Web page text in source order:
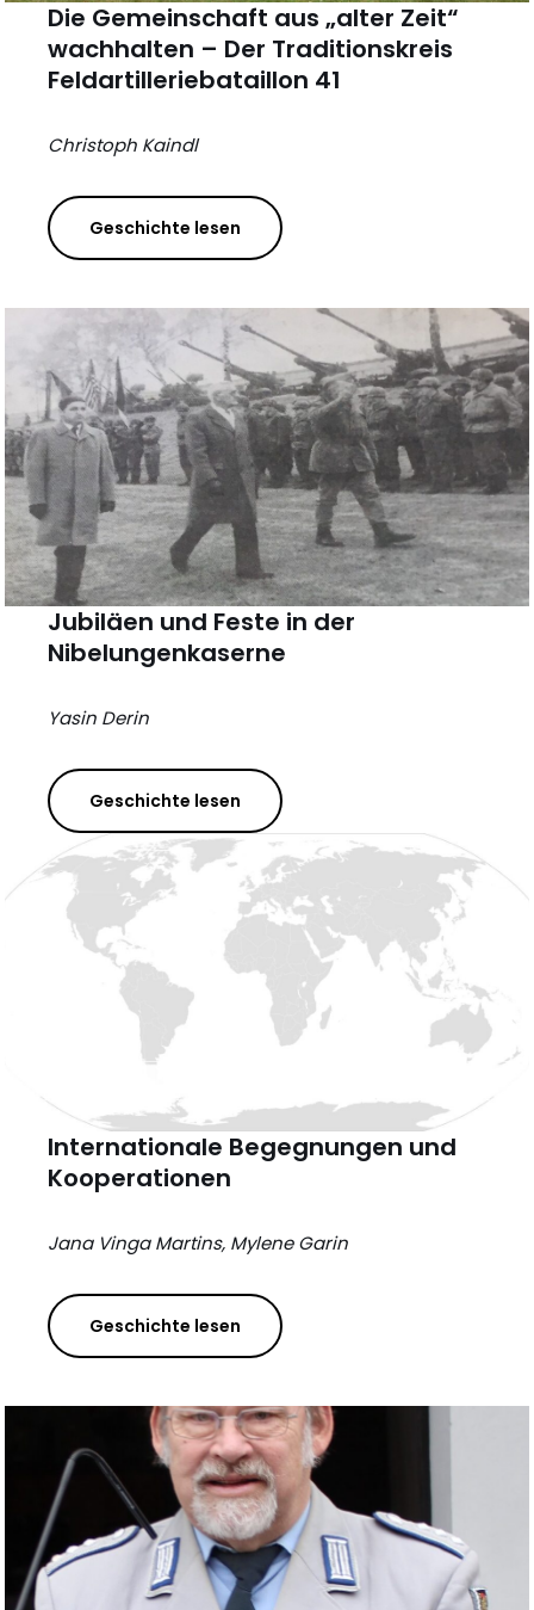
Die Gemeinschaft aus „alter Zeit“
wachhalten – Der Traditionskreis
Feldartilleriebataillon 41
Christoph Kaindl
Geschichte lesen
Jubiläen und Feste in der
Nibelungenkaserne
Yasin Derin
Geschichte lesen
Internationale Begegnungen und
Kooperationen
Jana Vinga Martins, Mylene Garin
Geschichte lesen